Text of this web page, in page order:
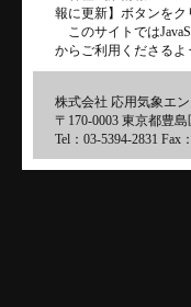
報に更新】ボタンを
このサイトでは
からご利用くださるよ
株式会社 応用気象エ
〒170-0003 東京都豊
Tel：03-5394-2831 Fax